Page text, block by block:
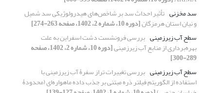
سد مخزنی تأثیر احداث سد بر شاخص‌های هیدرولوژیکی سد شمیل
و نیان استان هرمزگان[دوره 10، شماره 2، 1402، صفحه 263-274]
سطح آب‏ زیرزمینی بررسی فرونشست دشت اسفراین به علت
بهره‌برداری از منابع آب زیرزمینی [دوره 10، شماره 2، 1402، صفحه
289-300]
سطح آب زیرزمینی بررسی تغییرات تراز سفرۀ آب زیرزمینی با
استفاده از الگوریتم فیلتر ذره مبتنی بر جذب داده ماهواره‌ای (محدودۀ